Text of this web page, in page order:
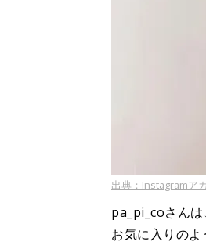
出典：Instagramア
pa_pi_coさん
お気に入りの